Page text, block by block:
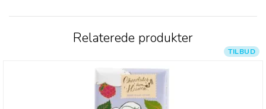
Relaterede produkter
TILBUD